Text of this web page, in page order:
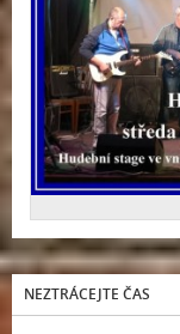
NEZTRÁCEJTE ČAS